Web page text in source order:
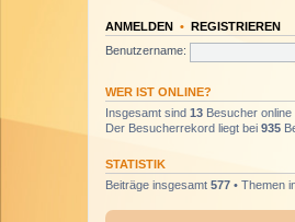
ANMELDEN • REGISTRIEREN
Benutzername:
WER IST ONLINE?
Insgesamt sind 13 Besucher
Der Besucherrekord liegt bei 935
STATISTIK
Beiträge insgesamt 577 • Themen